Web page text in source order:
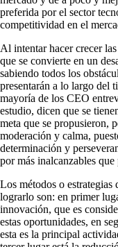
preferida por el sector
competitividad en el
Al intentar hacer crecer
que se convierte en un
sabiendo todos los
presentarán a lo largo del
mayoría de los CEO
estudio, dicen que se
meta que se propusieron,
moderación y calma,
determinación y
por más inalcanzables que
Los métodos o
lograrlo son: en primer
innovación, que es
estas oportunidades, en
esta es la principal